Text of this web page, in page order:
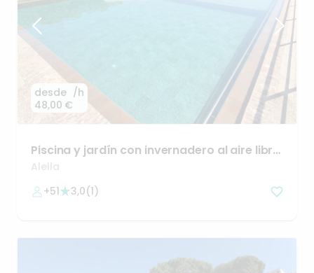
desde
48,00 €
/h
Piscina y jardín con invernadero al aire libre
enAlella
Alella
+51
3,0(1)